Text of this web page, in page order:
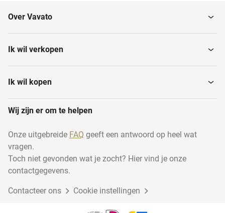
Lakspuit- en
Polijstmachines
afwerkingsmachines
Over Vavato
Ik wil verkopen
Ik wil kopen
Wij zijn er om te helpen
Onze uitgebreide FAQ geeft een antwoord op heel wat
vragen.
Toch niet gevonden wat je zocht? Hier vind je onze
contactgegevens.
Contacteer ons Cookie instellingen